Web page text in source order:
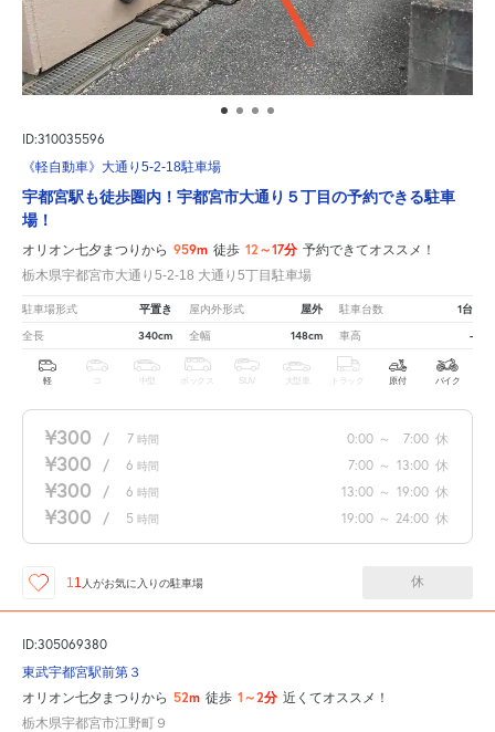
ID:310035596
《軽自動車》大通り5-2-18駐車場
宇都宮駅も徒歩圏内！宇都宮市大通り５丁目の予約できる駐車
場！
オリオン七夕まつりから 959m 徒歩 12～17分 予約できてオススメ！
栃木県宇都宮市大通り5-2-18 大通り5丁目駐車場
駐車場形式 平置き 屋内外形式 屋外 駐車台数 1台
全長 340cm 全幅 148cm 車高 -
軽 中型 ボックス SUV 大型車 トラック 原付 バイク
¥300 / 7 時間 0:00 ～ 7:00 休
¥300 / 6 時間 7:00 ～ 13:00 休
¥300 / 6 時間 13:00 ～ 19:00 休
¥300 / 5 時間 19:00 ～ 24:00 休
11 人がお気に入りの駐車場 休
ID:305069380
東武宇都宮駅前第３
オリオン七夕まつりから 52m 徒歩 1～2分 近くてオススメ！
栃木県宇都宮市江野町９